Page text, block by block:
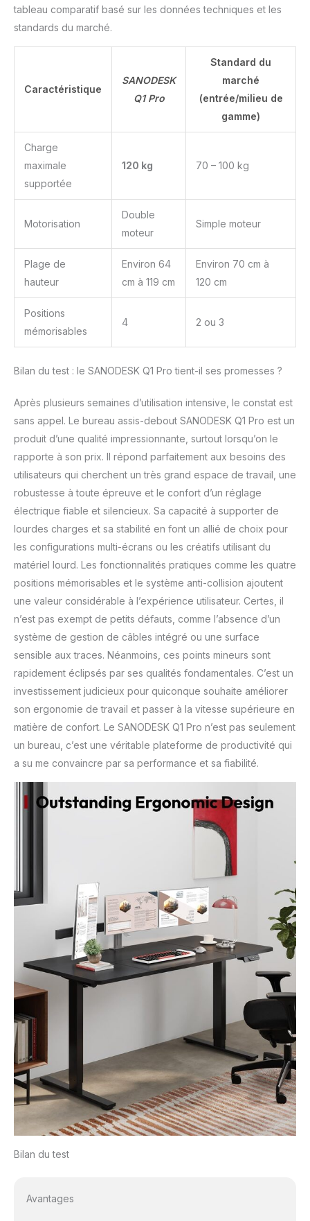
tableau comparatif basé sur les données techniques et les
standards du marché.
Caractéristique
SANODESK
Q1 Pro
Standard du
marché
(entrée/milieu de
gamme)
Charge
maximale
supportée
120 kg 70 – 100 kg
Motorisation
Double
moteur
Simple moteur
Plage de
hauteur
Environ 64
cm à 119 cm
Environ 70 cm à
120 cm
Positions
mémorisables
4 2 ou 3
Bilan du test : le SANODESK Q1 Pro tient-il ses promesses ?
Après plusieurs semaines d’utilisation intensive, le constat est
sans appel. Le bureau assis-debout SANODESK Q1 Pro est un
produit d’une qualité impressionnante, surtout lorsqu’on le
rapporte à son prix. Il répond parfaitement aux besoins des
utilisateurs qui cherchent un très grand espace de travail, une
robustesse à toute épreuve et le confort d’un réglage
électrique fiable et silencieux. Sa capacité à supporter de
lourdes charges et sa stabilité en font un allié de choix pour
les configurations multi-écrans ou les créatifs utilisant du
matériel lourd. Les fonctionnalités pratiques comme les quatre
positions mémorisables et le système anti-collision ajoutent
une valeur considérable à l’expérience utilisateur. Certes, il
n’est pas exempt de petits défauts, comme l’absence d’un
système de gestion de câbles intégré ou une surface
sensible aux traces. Néanmoins, ces points mineurs sont
rapidement éclipsés par ses qualités fondamentales. C’est un
investissement judicieux pour quiconque souhaite améliorer
son ergonomie de travail et passer à la vitesse supérieure en
matière de confort. Le SANODESK Q1 Pro n’est pas seulement
un bureau, c’est une véritable plateforme de productivité qui
a su me convaincre par sa performance et sa fiabilité.
Bilan du test
Avantages